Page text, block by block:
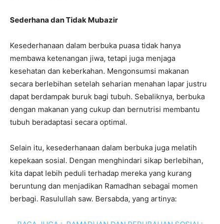
Sederhana dan Tidak Mubazir
Kesederhanaan dalam berbuka puasa tidak hanya
membawa ketenangan jiwa, tetapi juga menjaga
kesehatan dan keberkahan. Mengonsumsi makanan
secara berlebihan setelah seharian menahan lapar justru
dapat berdampak buruk bagi tubuh. Sebaliknya, berbuka
dengan makanan yang cukup dan bernutrisi membantu
tubuh beradaptasi secara optimal.
Selain itu, kesederhanaan dalam berbuka juga melatih
kepekaan sosial. Dengan menghindari sikap berlebihan,
kita dapat lebih peduli terhadap mereka yang kurang
beruntung dan menjadikan Ramadhan sebagai momen
berbagi. Rasulullah saw. Bersabda, yang artinya: